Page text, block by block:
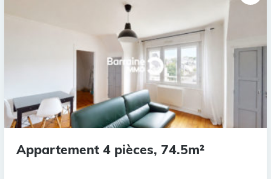
Appartement 4 pièces, 74.5m²